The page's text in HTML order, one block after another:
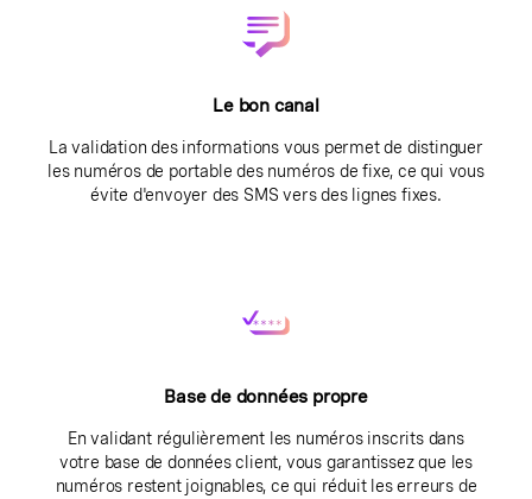
Le bon canal
La validation des informations vous permet de distinguer
les numéros de portable des numéros de fixe, ce qui vous
évite d'envoyer des SMS vers des lignes fixes.
Base de données propre
En validant régulièrement les numéros inscrits dans
votre base de données client, vous garantissez que les
numéros restent joignables, ce qui réduit les erreurs de